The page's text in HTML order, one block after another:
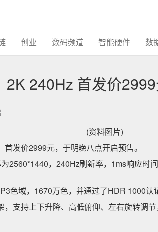
创业 数码频道 智能硬件 数
240Hz 首发价
(资料图片)
发价2999元，于明晚八点开启预售。
2560*1440，240Hz刷新率，1ms响应
色域，1670万色，并通过了HDR 1000认
支持上下升降、高低俯仰、左右旋转调节